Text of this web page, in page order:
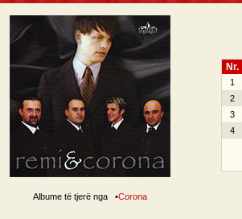
Albume të tjerë nga •Corona
Nr.
1
2
3
4